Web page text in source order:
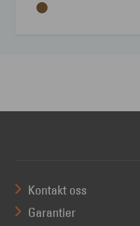
Kontakt oss
Garantier